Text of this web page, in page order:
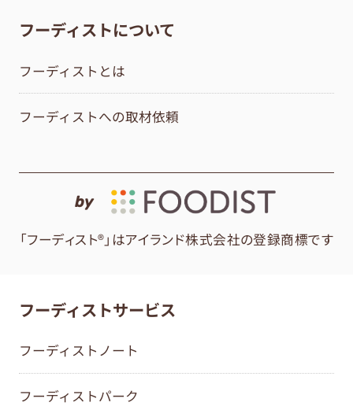
フーディストについて
フーディストとは
フーディストへの取材依頼
by
「フーディスト®」はアイランド株式会社の登録商標です
フーディストサービス
フーディストノート
フーディストパーク